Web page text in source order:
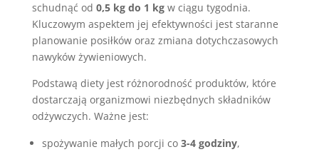
schudnąć od 0,5 kg do 1 kgw ciągu tygodnia.
Kluczowym aspektem jej efektywności jest staranne
planowanie posiłków oraz zmiana dotychczasowych
nawyków żywieniowych.
Podstawą diety jest różnorodność produktów, które
dostarczają organizmowi niezbędnych składników
odżywczych. Ważne jest:
spożywanie małych porcji co 3-4 godziny,